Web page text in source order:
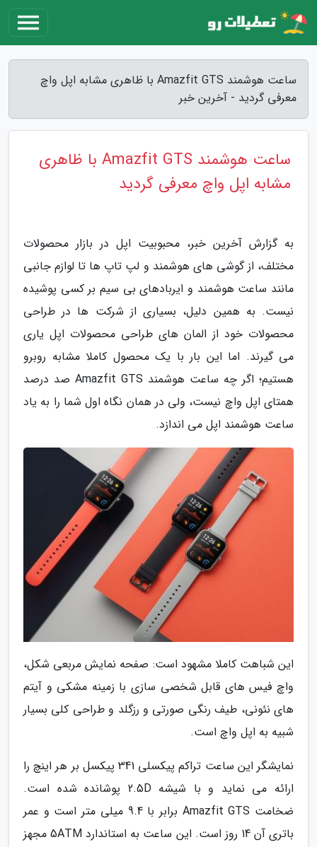
ساعت هوشمند Amazfit GTS با ظاهری مشابه اپل واچ
معرفی گردید - آخرین خبر
ساعت هوشمند Amazfit GTS با ظاهری
مشابه اپل واچ معرفی گردید
به گزارش آخرین خبر، محبوبیت اپل در بازار محصولات
مختلف، از گوشی های هوشمند و لپ تاپ ها تا لوازم جانبی
مانند ساعت هوشمند و ایربادهای بی سیم بر کسی پوشیده
نیست. به همین دلیل، بسیاری از شرکت ها در طراحی
محصولات خود از المان های طراحی محصولات اپل یاری
می گیرند. اما این بار با یک محصول کاملا مشابه روبرو
هستیم؛ اگر چه ساعت هوشمند Amazfit GTS صد درصد
همتای اپل واچ نیست، ولی در همان نگاه اول شما را به یاد
ساعت هوشمند اپل می اندازد.
این شباهت کاملا مشهود است: صفحه نمایش مربعی شکل،
واچ فیس های قابل شخصی سازی با زمینه مشکی و آیتم
های نئونی، طیف رنگی صورتی و رزگلد و طراحی کلی بسیار
شبیه به اپل واچ است.
نمایشگر این ساعت تراکم پیکسلی 341 پیکسل بر هر اینچ را
ارائه می نماید و با شیشه 2.5D پوشانده شده است.
ضخامت Amazfit GTS برابر با 9.4 میلی متر است و عمر
باتری آن 14 روز است. این ساعت به استاندارد 5ATM مجهز